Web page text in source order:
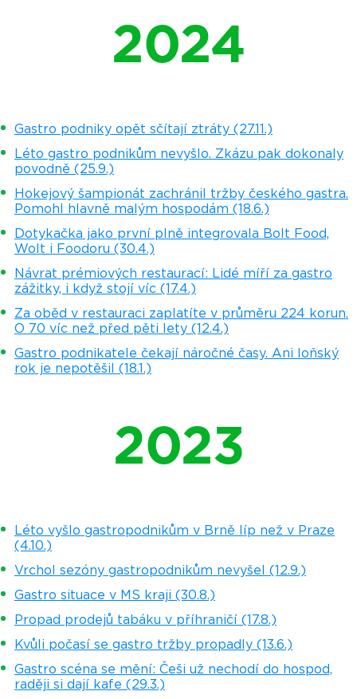
2024
Gastro podniky opět sčítají ztráty (27.11.)
Léto gastro podnikům nevyšlo. Zkázu pak dokonaly
povodně (25.9.)
Hokejový šampionát zachránil tržby českého gastra.
Pomohl hlavně malým hospodám (18.6.)
Dotykačka jako první plně integrovala Bolt Food,
Wolt i Foodoru (30.4.)
Návrat prémiových restaurací: Lidé míří za gastro
zážitky, i když stojí víc (17.4.)
Za oběd v restauraci zaplatíte v průměru 224 korun.
O 70 víc než před pěti lety (12.4.)
Gastro podnikatele čekají náročné časy. Ani loňský
rok je nepotěšil (18.1.)
2023
Léto vyšlo gastropodnikům v Brně líp než v Praze
(4.10.)
Vrchol sezóny gastropodnikům nevyšel (12.9.)
Gastro situace v MS kraji (30.8.)
Propad prodejů tabáku v příhraničí (17.8.)
Kvůli počasí se gastro tržby propadly (13.6.)
Gastro scéna se mění: Češi už nechodí do hospod,
raději si dají kafe (29.3.)